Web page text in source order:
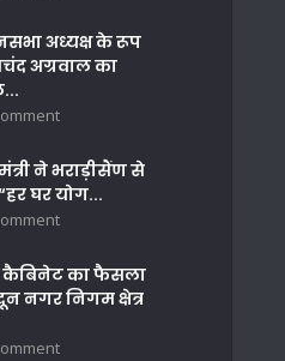
अध्यक्ष के रूप
अग्रवाल का
ने भराड़ीसैंण से
घर योग...
कैबिनेट का फैसला
नगर निगम क्षेत्र